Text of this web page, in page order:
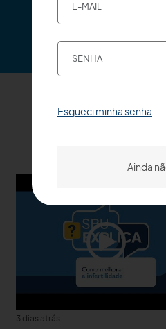
3 dias atrás
Esqueci minha senha
Ainda